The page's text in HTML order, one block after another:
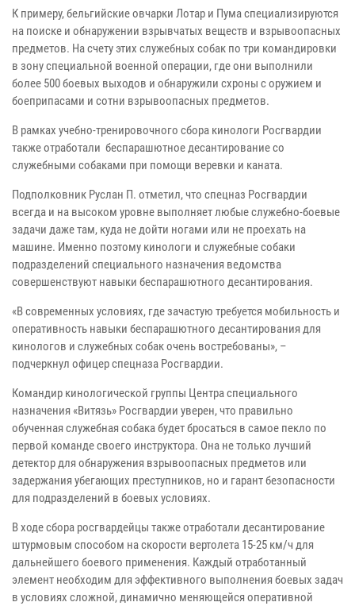
К примеру, бельгийские овчарки Лотар и Пума специализируются
на поиске и обнаружении взрывчатых веществ и взрывоопасных
предметов. На счету этих служебных собак по три командировки
в зону специальной военной операции, где они выполнили
более 500 боевых выходов и обнаружили схроны с оружием и
боеприпасами и сотни взрывоопасных предметов.
В рамках учебно-тренировочного сбора кинологи Росгвардии
также отработали беспарашютное десантирование со
служебными собаками при помощи веревки и каната.
Подполковник Руслан П. отметил, что спецназ Росгвардии
всегда и на высоком уровне выполняет любые служебно-боевые
задачи даже там, куда не дойти ногами или не проехать на
машине. Именно поэтому кинологи и служебные собаки
подразделений специального назначения ведомства
совершенствуют навыки беспарашютного десантирования.
«В современных условиях, где зачастую требуется мобильность и
оперативность навыки беспарашютного десантирования для
кинологов и служебных собак очень востребованы», –
подчеркнул офицер спецназа Росгвардии.
Командир кинологической группы Центра специального
назначения «Витязь» Росгвардии уверен, что правильно
обученная служебная собака будет бросаться в самое пекло по
первой команде своего инструктора. Она не только лучший
детектор для обнаружения взрывоопасных предметов или
задержания убегающих преступников, но и гарант безопасности
для подразделений в боевых условиях.
В ходе сбора росгвардейцы также отработали десантирование
штурмовым способом на скорости вертолета 15-25 км/ч для
дальнейшего боевого применения. Каждый отработанный
элемент необходим для эффективного выполнения боевых задач
в условиях сложной, динамично меняющейся оперативной